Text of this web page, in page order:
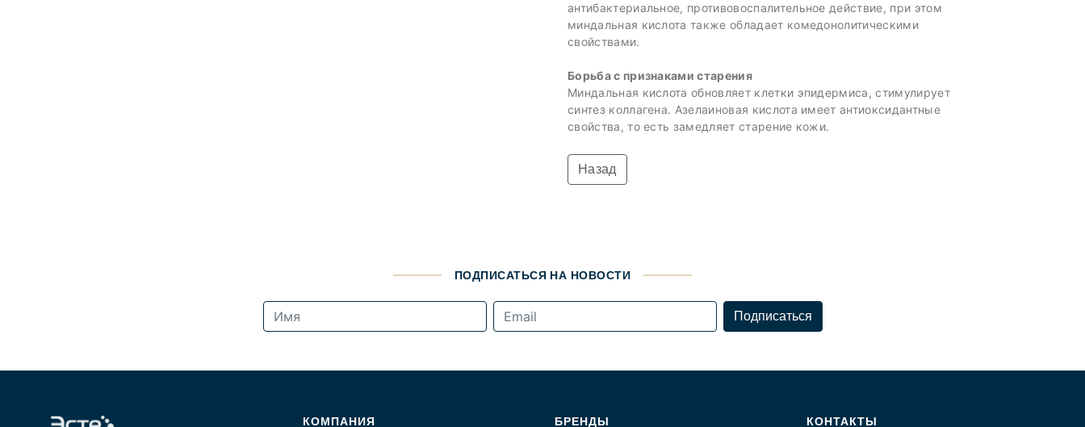
антибактериальное, противовоспалительное действие, при этом
миндальная кислота также обладает комедонолитическими
свойствами.
Борьба с признаками старения
Миндальная кислота обновляет клетки эпидермиса, стимулирует
синтез коллагена. Азелаиновая кислота имеет антиоксидантные
свойства, то есть замедляет старение кожи.
Назад
ПОДПИСАТЬСЯ НА НОВОСТИ
Подписаться
КОМПАНИЯ БРЕНДЫ КОНТАКТЫ